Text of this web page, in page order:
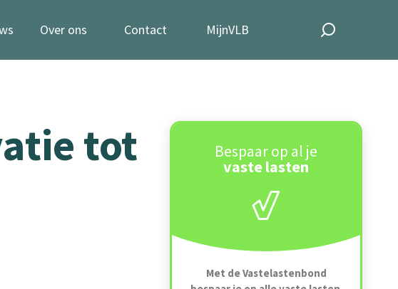
Over ons Contact MijnVLB
Bespaar op al je
vaste lasten
Met de Vastelastenbond
tot